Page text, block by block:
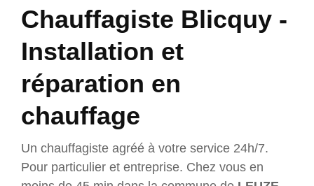
Chauffagiste Blicquy -
Installation et
réparation en
chauffage
Un chauffagiste agréé à votre service 24h/7.
Pour particulier et entreprise. Chez vous en